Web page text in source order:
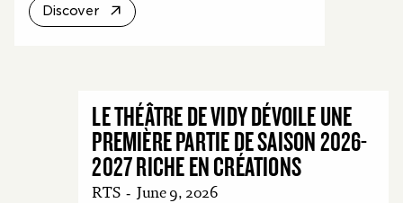
Discover
LE THÉÂTRE DE VIDY DÉVOILE UNE
PREMIÈRE PARTIE DE SAISON 2026-
2027 RICHE EN CRÉATIONS
RTS - June 9, 2026